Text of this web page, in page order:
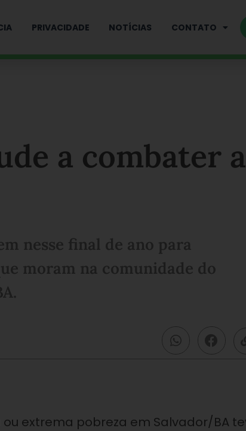
PRIVACIDADE NOTÍCIAS CONTATO
a combater a
nesse final de ano para
moram na comunidade do
extrema pobreza em Salvador/BA